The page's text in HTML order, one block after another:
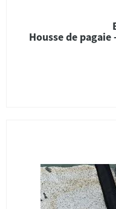
Housse de pagaie